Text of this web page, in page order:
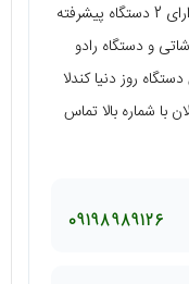
کنید. اولین کلینیک زیبایی در منطقه که دارای 2 دستگاه پیشرفته
لیزر 2024 میباشد. دستگاه کندلا 2024 شاتی و دستگاه رادو
روز دنیا کندلا
با شماره بالا تماس
09198989126